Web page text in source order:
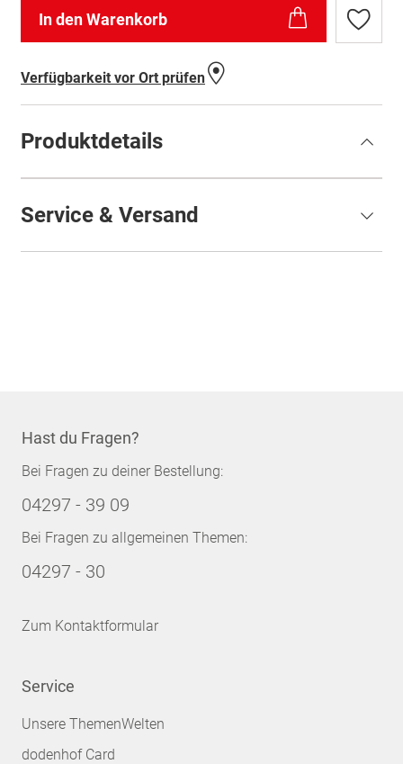
In den Warenkorb
Zur
Verfügbarkeit vor Ort prüfen
Produktdetails
Service & Versand
Hast du Fragen?
Bei Fragen zu deiner Bestellung:
04297 - 39 09
Bei Fragen zu allgemeinen Themen:
04297 - 30
Zum Kontaktformular
Service
Unsere ThemenWelten
dodenhof Card